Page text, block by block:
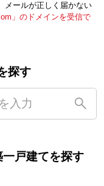
メールが正しく届かない
」のドメインを受信で
探す
戸建てを探す